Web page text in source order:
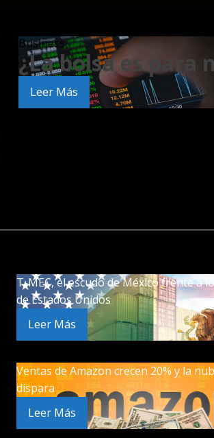
Business
¿La bolsa es para
Leer Más
T-MEC, el escudo de México frente a
de Estados Unidos
Leer Más
Ventas de Amazon crecen 20% y la
dispara
Leer Más